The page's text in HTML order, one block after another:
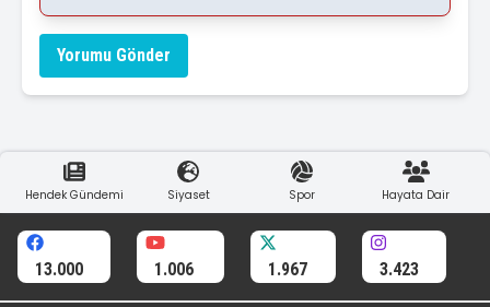
Yorumu Gönder
Hendek Gündemi Siyaset Spor Hayata Dair
13.000 1.006 1.967 3.423